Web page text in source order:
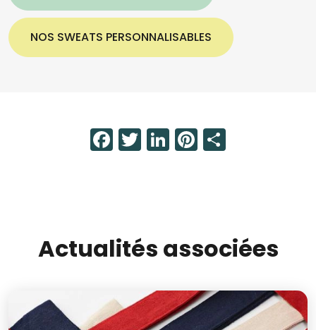
NOS SWEATS PERSONNALISABLES
Facebook
Twitter
LinkedIn
Pinterest
Actualités associées